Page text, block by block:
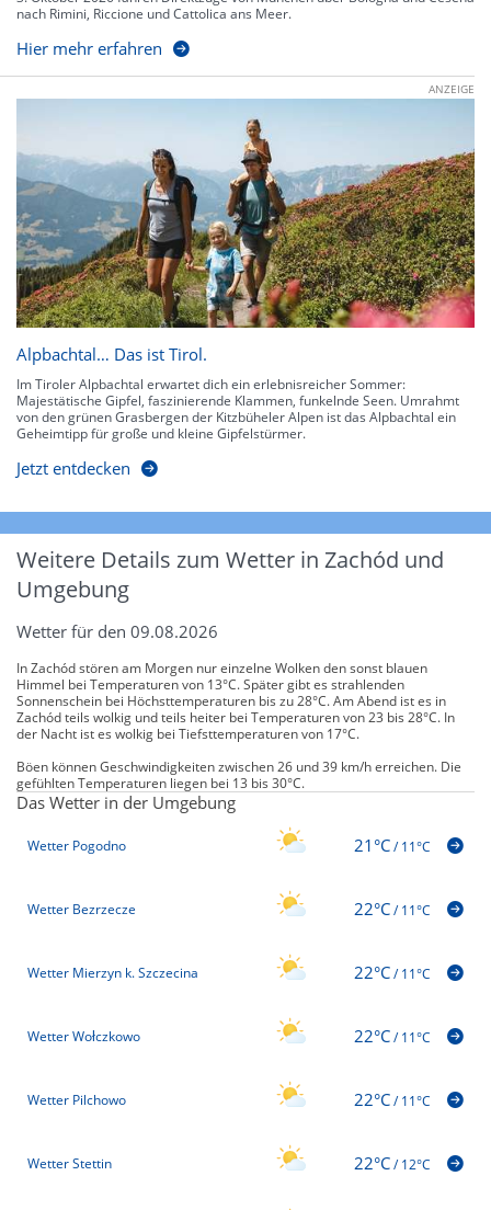
nach Rimini, Riccione und Cattolica ans Meer.
Hier mehr erfahren
ANZEIGE
Alpbachtal… Das ist Tirol.
Im Tiroler Alpbachtal erwartet dich ein erlebnisreicher Sommer:
Majestätische Gipfel, faszinierende Klammen, funkelnde Seen. Umrahmt
von den grünen Grasbergen der Kitzbüheler Alpen ist das Alpbachtal ein
Geheimtipp für große und kleine Gipfelstürmer.
Jetzt entdecken
Weitere Details zum Wetter in Zachód und
Umgebung
Wetter für den 09.08.2026
In Zachód stören am Morgen nur einzelne Wolken den sonst blauen
Himmel bei Temperaturen von 13°C. Später gibt es strahlenden
Sonnenschein bei Höchsttemperaturen bis zu 28°C. Am Abend ist es in
Zachód teils wolkig und teils heiter bei Temperaturen von 23 bis 28°C. In
der Nacht ist es wolkig bei Tiefsttemperaturen von 17°C.
Böen können Geschwindigkeiten zwischen 26 und 39 km/h erreichen. Die
gefühlten Temperaturen liegen bei 13 bis 30°C.
Das Wetter in der Umgebung
Wetter Pogodno 21°C/11°C
Wetter Bezrzecze 22°C/11°C
Wetter Mierzyn k. Szczecina 22°C/11°C
Wetter Wołczkowo 22°C/11°C
Wetter Pilchowo 22°C/11°C
Wetter Stettin 22°C/12°C